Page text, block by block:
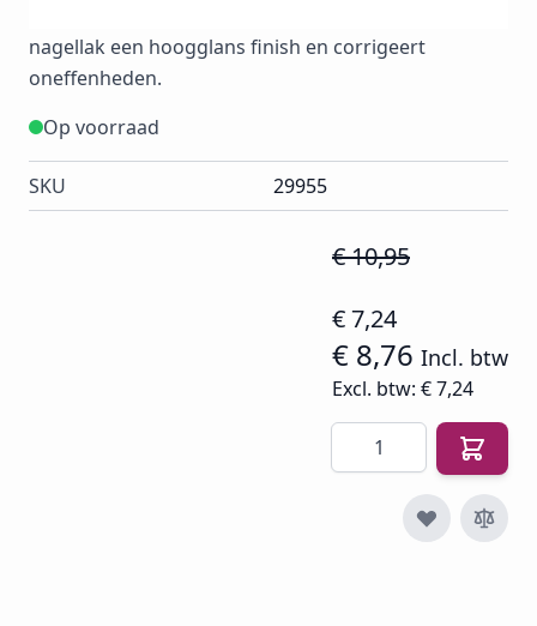
nagellak een hoogglans finish en corrigeert
oneffenheden.
Op voorraad
SKU 29955
€ 10,95
€ 7,24
€ 8,76 Incl. btw
Excl. btw: € 7,24
Aantal